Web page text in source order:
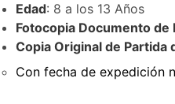
Edad: 8 a los 13 Años
Fotocopia Documento de
Copia Original de Partida
Con fecha de expedición